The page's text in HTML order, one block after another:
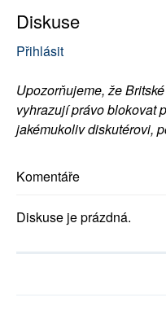
Diskuse
Přihlásit
Upozorňujeme, že
vyhrazují právo blokovat
jakémukoliv diskutérovi,
Komentáře
Diskuse je prázdná.